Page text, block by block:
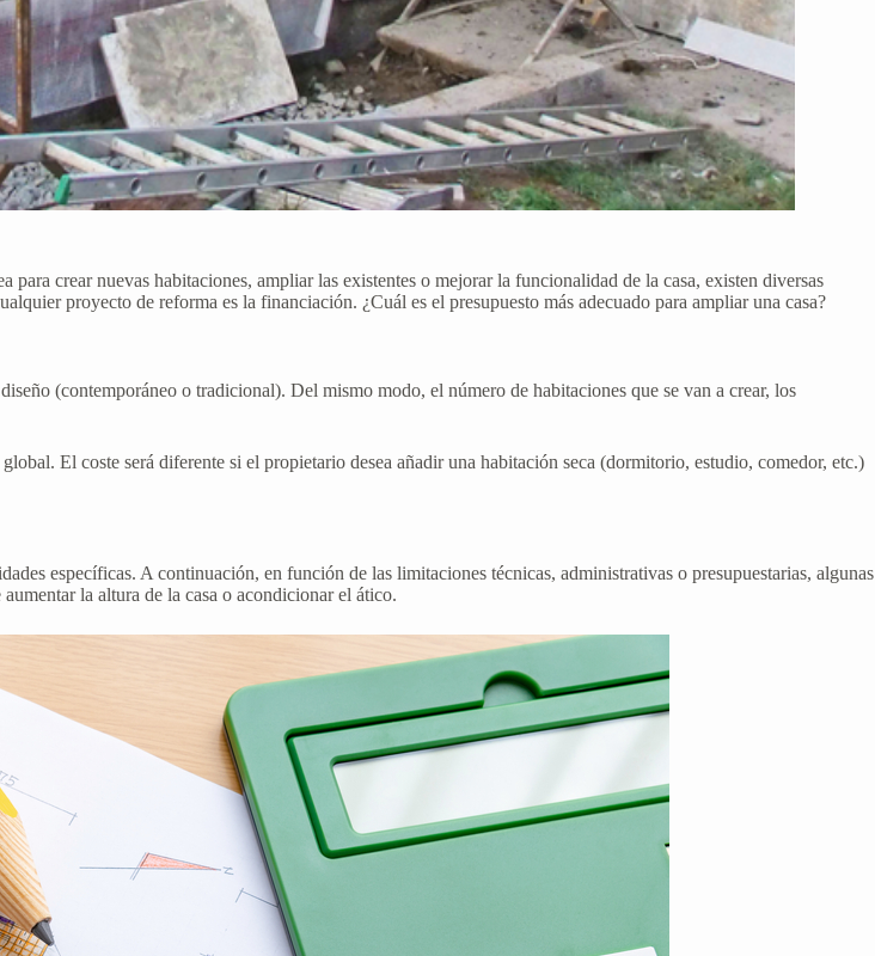
crear nuevas habitaciones, ampliar las existentes o mejorar la funcionalidad de la casa, existen diversas
proyecto de reforma es la financiación. ¿Cuál es el presupuesto más adecuado para ampliar una casa?
(contemporáneo o tradicional). Del mismo modo, el número de habitaciones que se van a crear, los
El coste será diferente si el propietario desea añadir una habitación seca (dormitorio, estudio, comedor, etc.)
específicas. A continuación, en función de las limitaciones técnicas, administrativas o presupuestarias, algunas
la altura de la casa o acondicionar el ático.